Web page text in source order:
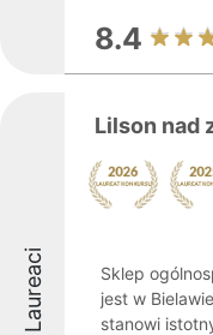
8.4
Laureaci
Lilson nad
Sklep
jest w
stanowi